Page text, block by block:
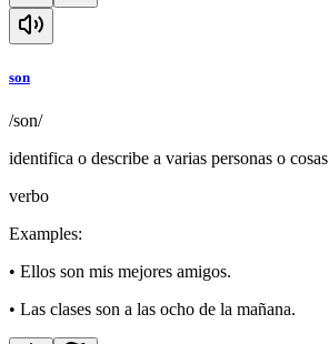
son
/son/
identifica o describe a varias personas o cosas
verbo
Examples:
• Ellos son mis mejores amigos.
• Las clases son a las ocho de la mañana.